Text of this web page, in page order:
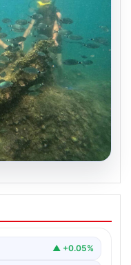
kızı
scuba
▲ +0.05%